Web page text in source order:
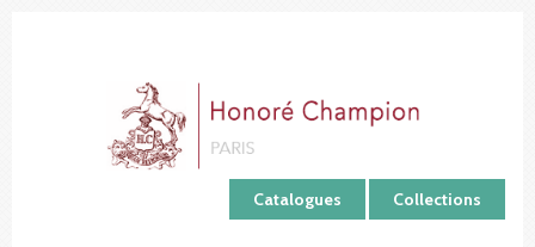
Catalogues Collections